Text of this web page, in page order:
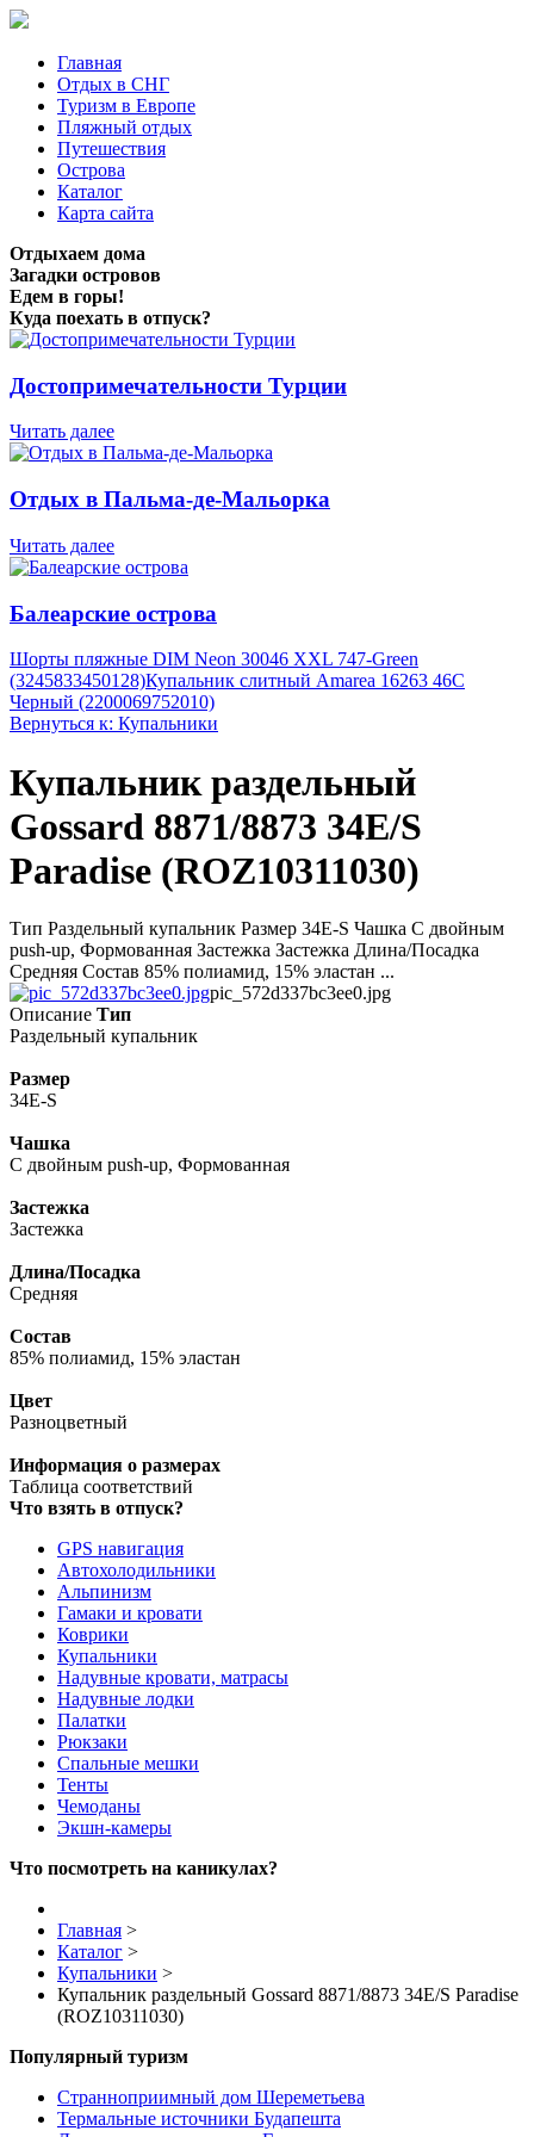
Главная
Отдых в СНГ
Туризм в Европе
Пляжный отдых
Путешествия
Острова
Каталог
Карта сайта
Отдыхаем дома
Загадки островов
Едем в горы!
Куда поехать в отпуск?
Достопримечательности Турции
Читать далее
Отдых в Пальма-де-Мальорка
Читать далее
Балеарские острова
Шорты пляжные DIM Neon 30046 XXL 747-Green
(3245833450128)Купальник слитный Amarea 16263 46C
Черный (2200069752010)
Вернуться к: Купальники
Купальник раздельный
Gossard 8871/8873 34E/S
Paradise (ROZ10311030)
Тип Раздельный купальник Размер 34E-S Чашка С двойным
push-up, Формованная Застежка Застежка Длина/Посадка
Средняя Состав 85% полиамид, 15% эластан ...
pic_572d337bc3ee0.jpg
Описание Тип
Раздельный купальник
Размер
34E-S
Чашка
С двойным push-up, Формованная
Застежка
Застежка
Длина/Посадка
Средняя
Состав
85% полиамид, 15% эластан
Цвет
Разноцветный
Информация о размерах
Таблица соответствий
Что взять в отпуск?
GPS навигация
Автохолодильники
Альпинизм
Гамаки и кровати
Коврики
Купальники
Надувные кровати, матрасы
Надувные лодки
Палатки
Рюкзаки
Спальные мешки
Тенты
Чемоданы
Экшн-камеры
Что посмотреть на каникулах?
Главная >
Каталог >
Купальники >
Купальник раздельный Gossard 8871/8873 34E/S Paradise
(ROZ10311030)
Популярный туризм
Странноприимный дом Шереметьева
Термальные источники Будапешта